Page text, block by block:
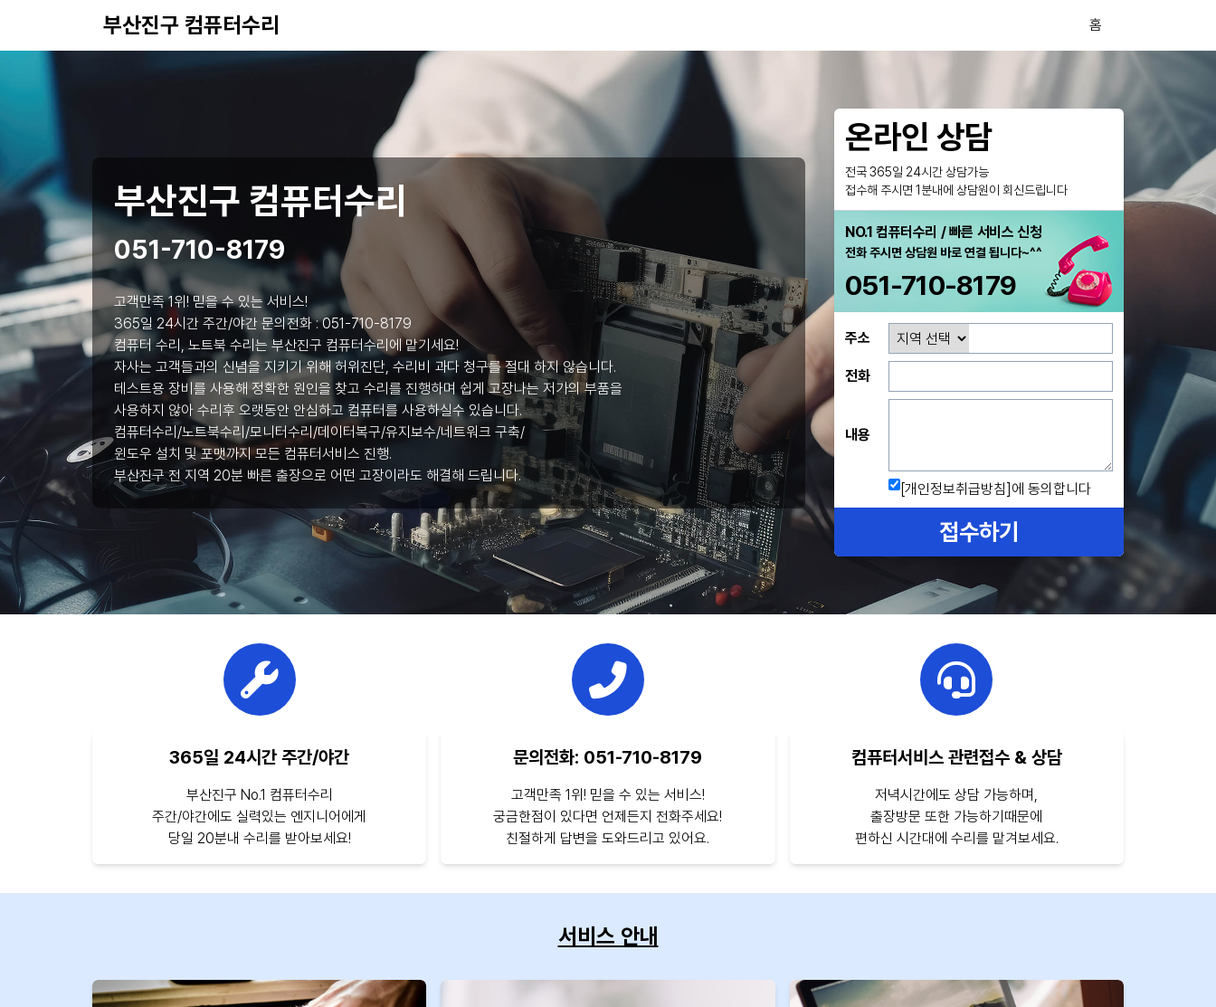
부산진구 컴퓨터수리 홈
부산진구 컴퓨터수리
051-710-8179
고객만족 1위! 믿을 수 있는 서비스!
365일 24시간 주간/야간 문의전화 :051-710-8179
컴퓨터 수리, 노트북 수리는 부산진구 컴퓨터수리에 맡기세요!
자사는 고객들과의 신념을 지키기 위해 허위진단, 수리비 과다 청구를 절대 하지 않습니다.
테스트용 장비를 사용해 정확한 원인을 찾고 수리를 진행하며 쉽게 고장나는 저가의 부품을
사용하지 않아 수리후 오랫동안 안심하고 컴퓨터를 사용하실수 있습니다.
컴퓨터수리/노트북수리/모니터수리/데이터복구/유지보수/네트워크 구축/
윈도우 설치 및 포맷까지 모든 컴퓨터서비스 진행.
부산진구 전 지역 20분 빠른 출장으로 어떤 고장이라도 해결해 드립니다.
온라인 상담
전국 365일 24시간 상담가능
접수해 주시면 1분내에 상담원이 회신드립니다
NO.1 컴퓨터수리 / 빠른 서비스 신청
전화 주시면 상담원 바로 연결 됩니다~^^
051-710-8179
주소
전화
내용
[개인정보취급방침] 에 동의합니다
접수하기
365일 24시간 주간/야간
부산진구 No.1 컴퓨터수리
주간/야간에도 실력있는 엔지니어에게
당일 20분내 수리를 받아보세요!
문의전화: 051-710-8179
고객만족 1위! 믿을 수 있는 서비스!
궁금한점이 있다면 언제든지 전화주세요!
친절하게 답변을 도와드리고 있어요.
컴퓨터서비스 관련접수 & 상담
저녁시간에도 상담 가능하며,
출장방문 또한 가능하기때문에
편하신 시간대에 수리를 맡겨보세요.
서비스 안내